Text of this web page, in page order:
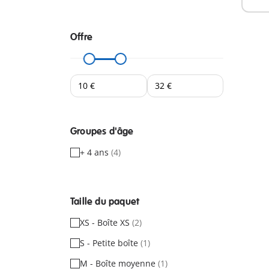
Offre
Groupes d'âge
+ 4 ans (4)
Taille du paquet
XS - Boîte XS (2)
S - Petite boîte (1)
M - Boîte moyenne (1)